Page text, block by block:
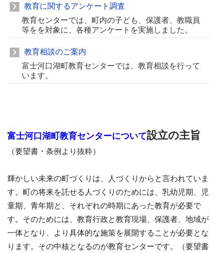
教育に関するアンケート調査
教育センターでは、町内の子ども、保護者、教職員
等をを対象に、各種アンケートを実施しました。
教育相談のご案内
富士河口湖町教育センターでは、教育相談を行って
います。
富士河口湖町教育センターについて設立の主旨
（要望書・条例より抜粋）
輝かしい未来の町づくりは、人づくりからと言われていま
す。町の将来を託せる人づくりのためには、乳幼児期、児
童期、青年期と、それぞれの時期にあった教育が必要で
す。そのためには、教育行政と教育現場、保護者、地域が
一体となり、より具体的な施策を展開することが必要とな
ります。その中核となるのが教育センターです。（要望書